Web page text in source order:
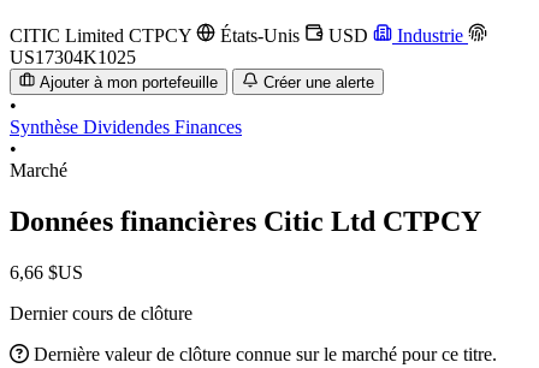
CITIC Limited CTPCY États-Unis USD
Industrie
US17304K1025
Ajouter à mon portefeuille Créer une alerte
•
Synthèse Dividendes Finances
•
Marché
Données financières Citic Ltd CTPCY
6,66 $US
Dernier cours de clôture
Dernière valeur de clôture connue sur le marché pour ce titre.